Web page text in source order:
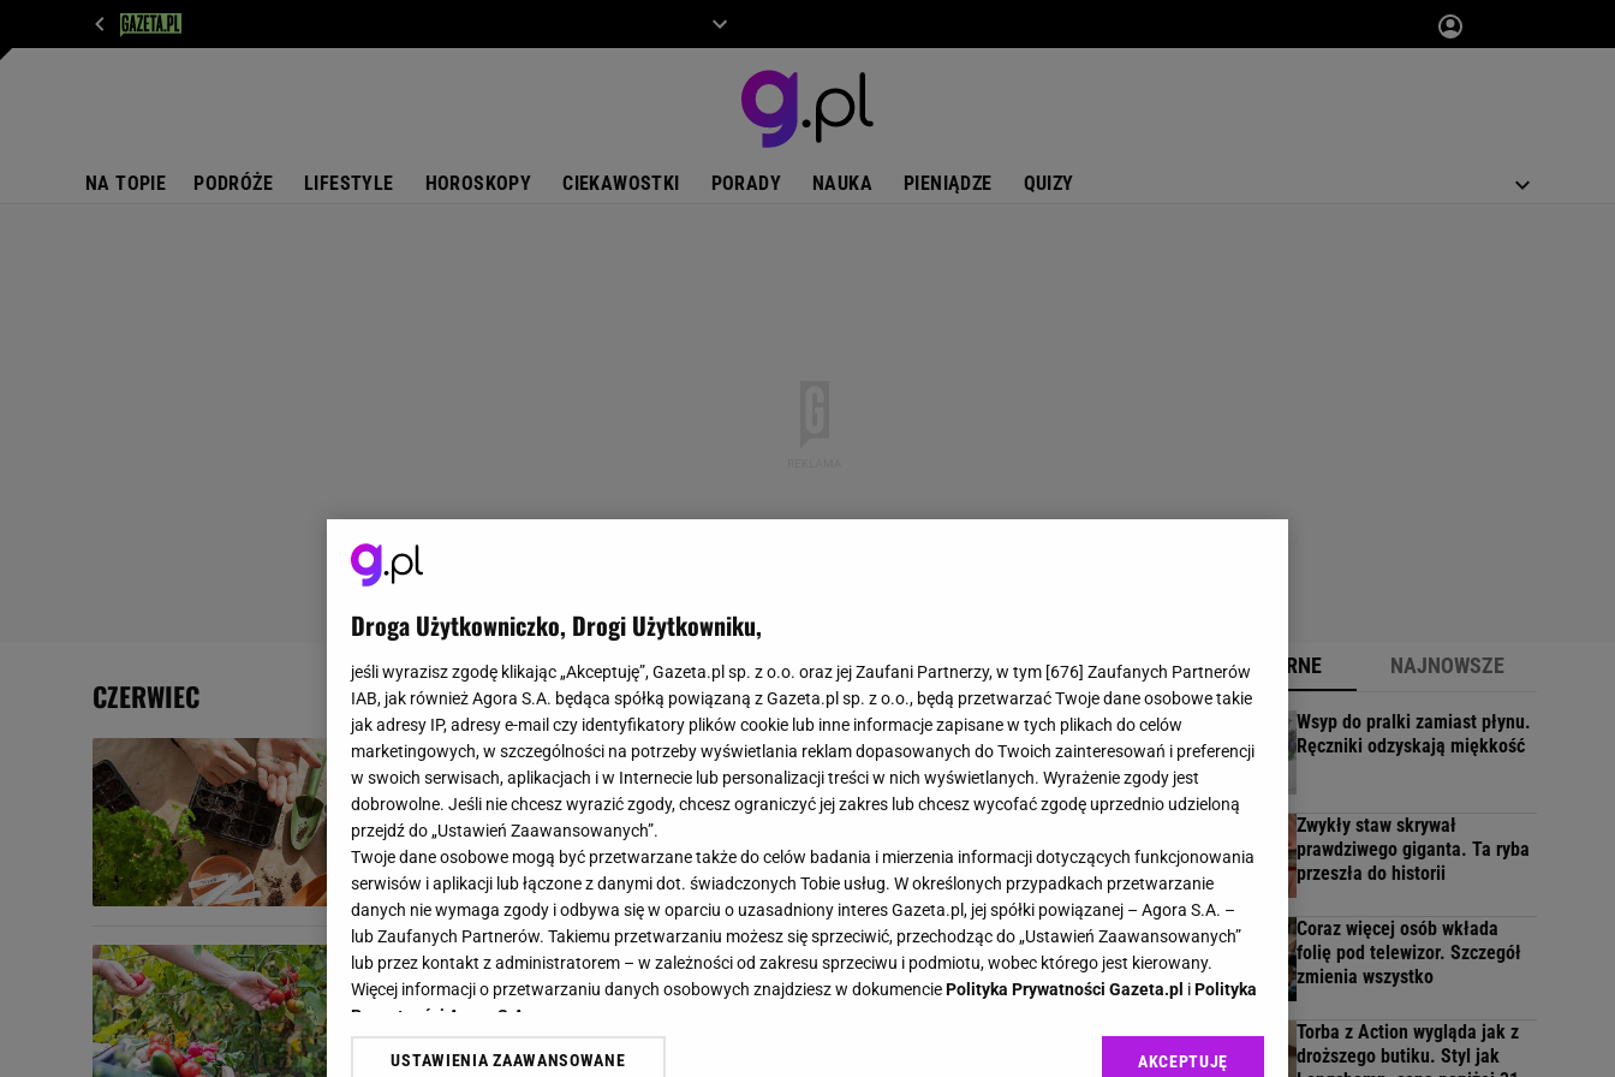
NA TOPIE PODRÓŻE LIFESTYLE HOROSKOPY CIEKAWOSTKI PORADY NAUKA PIENIĄDZE QUIZY
CZERWIEC
Poradnik ogrodnika: co można siać w czerwcu? Od tych terminów
zależą niemal wszystkie zbiory
Co siać w czerwcu? To pytanie zadaje sobie wiele ogrodników, w szczególności
tych, którzy dopiero co zaczęli swoją przygodę z uprawą. Warto wiedzieć, że nie...
CZERWIEC ROŚLINY SIANIE WARZYWA
Ogród jak z bajki jest na wyciągnięcie ręki. Trzeba jedynie
pamiętać o zrobieniu tego w czerwcu
Czerwiec jest miesiącem, który przynosi ze sobą wiele kwitnienia i plonów. Nie
oznacza to jednak, że to koniec naszej pracy w ogrodzie - a wręcz przeciwnie....
POPULARNE NAJNOWSZE
Wsyp do pralki zamiast płynu.
Ręczniki odzyskają miękkość
Zwykły staw skrywał
prawdziwego giganta. Ta ryba
przeszła do historii
Coraz więcej osób wkłada
folię pod telewizor. Szczegół
zmienia wszystko
Torba z Action wygląda jak z
droższego butiku. Styl jak
Droga Użytkowniczko, Drogi Użytkowniku,
jeśli wyrazisz zgodę klikając „Akceptuję”, Gazeta.pl sp. z o.o. oraz jej Zaufani Partnerzy, w tym [676] Zaufanych Partnerów
IAB, jak również Agora S.A. będąca spółką powiązaną z Gazeta.pl sp. z o.o., będą przetwarzać Twoje dane osobowe takie
jak adresy IP, adresy e-mail czy identyfikatory plików cookie lub inne informacje zapisane w tych plikach do celów
marketingowych, w szczególności na potrzeby wyświetlania reklam dopasowanych do Twoich zainteresowań i preferencji
w swoich serwisach, aplikacjach i w Internecie lub personalizacji treści w nich wyświetlanych. Wyrażenie zgody jest
dobrowolne. Jeśli nie chcesz wyrazić zgody, chcesz ograniczyć jej zakres lub chcesz wycofać zgodę uprzednio udzieloną
przejdź do „Ustawień Zaawansowanych”.
Twoje dane osobowe mogą być przetwarzane także do celów badania i mierzenia informacji dotyczących funkcjonowania
serwisów i aplikacji lub łączone z danymi dot. świadczonych Tobie usług. W określonych przypadkach przetwarzanie
danych nie wymaga zgody i odbywa się w oparciu o uzasadniony interes Gazeta.pl, jej spółki powiązanej – Agora S.A. –
lub Zaufanych Partnerów. Takiemu przetwarzaniu możesz się sprzeciwić, przechodząc do „Ustawień Zaawansowanych”
lub przez kontakt z administratorem – w zależności od zakresu sprzeciwu i podmiotu, wobec którego jest kierowany.
Więcej informacji o przetwarzaniu danych osobowych znajdziesz w dokumenciePolityka Prywatności Gazeta.pl iPolityka
Prywatności Agora S.A.
Klikając „Akceptuję” wyrażasz też zgodę na zainstalowanie i przechowywanie plików cookie Gazeta.pl sp. z o.o., jej
USTAWIENIA ZAAWANSOWANE AKCEPTUJĘ